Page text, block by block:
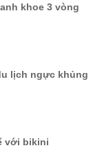
khoe 3 vòng
lịch ngực khủng
với bikini